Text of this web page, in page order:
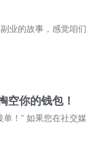
空你的钱包！​